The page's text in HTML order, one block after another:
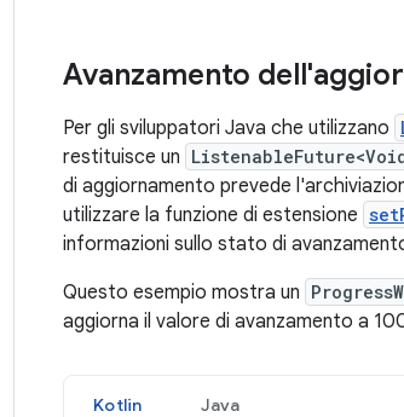
Avanzamento
Per gli sviluppatori Java che utilizzano
restituisce un
di aggiornamento prevede
utilizzare la funzione di estensione
informazioni sullo stato di
Questo esempio mostra un
aggiorna il valore di avanzamento a
Kotlin Java